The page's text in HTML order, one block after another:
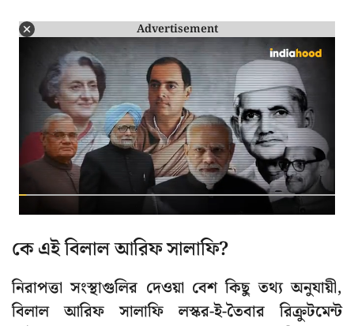
Advertisement
কে এই বিলাল আরিফ সালাফি?
নিরাপত্তা সংস্থাগুলির দেওয়া বেশ কিছু তথ্য অনুযায়ী,
বিলাল আরিফ সালাফি লস্কর-ই-তৈবার রিক্রুটমেন্ট